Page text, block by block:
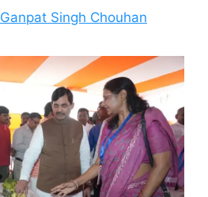
Ganpat Singh Chouhan